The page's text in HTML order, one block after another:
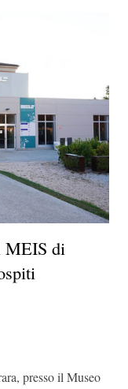
MEIS di
presso il Museo